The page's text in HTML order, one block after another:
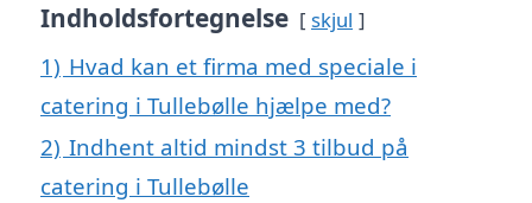
Indholdsfortegnelse skjul
1) Hvad kan et firma med speciale i
catering i Tullebølle hjælpe med?
2) Indhent altid mindst 3 tilbud på
catering i Tullebølle